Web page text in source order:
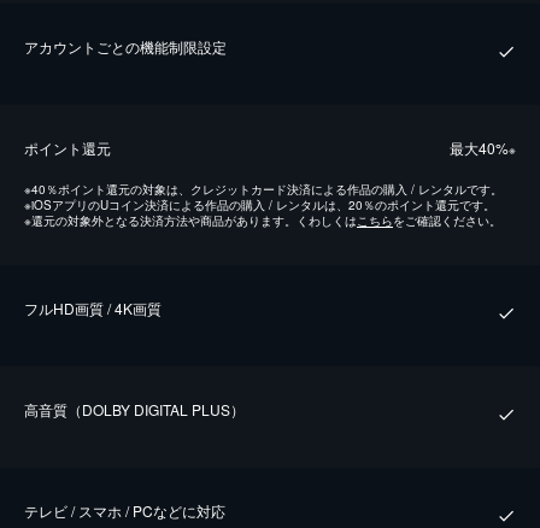
アカウントごとの機能制限設定
ポイント還元 最⼤40%※
※40％ポイント還元の対象は、クレジットカード決済による作品の購入 / レンタルです。
※iOSアプリのUコイン決済による作品の購入 / レンタルは、20％のポイント還元です。
※還元の対象外となる決済方法や商品があります。くわしくはこちらをご確認ください。
フルHD画質 / 4K画質
⾼⾳質（DOLBY DIGITAL PLUS）
テレビ / スマホ / PCなどに対応